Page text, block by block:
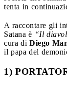
tenta in
A raccontare gli
Satana è “Il
cura di Diego
il papa del
1)